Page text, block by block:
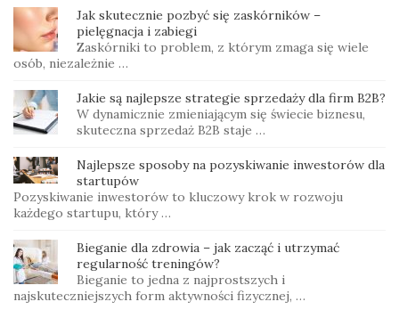
Jak skutecznie pozbyć się zaskórników –
pielęgnacja i zabiegi
Zaskórniki to problem, z którym zmaga się wiele
osób, niezależnie …
Jakie są najlepsze strategie sprzedaży dla firm B2B?
W dynamicznie zmieniającym się świecie biznesu,
skuteczna sprzedaż B2B staje …
Najlepsze sposoby na pozyskiwanie inwestorów dla
startupów
Pozyskiwanie inwestorów to kluczowy krok w rozwoju
każdego startupu, który …
Bieganie dla zdrowia – jak zacząć i utrzymać
regularność treningów?
Bieganie to jedna z najprostszych i
najskuteczniejszych form aktywności fizycznej, …